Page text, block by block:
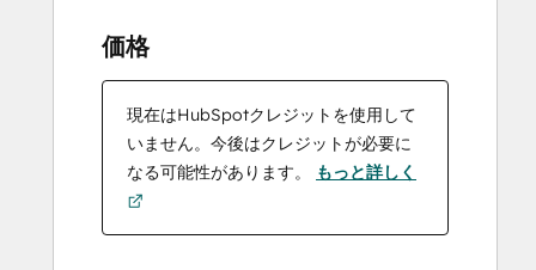
価格
現在はHubSpotクレジットを使用して
いません。今後はクレジットが必要に
なる可能性があります。
もっと詳しく